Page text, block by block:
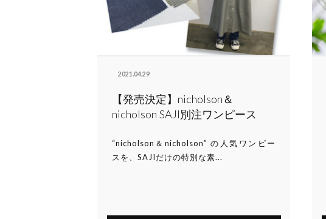
2021.04.29
【発売決定】nicholson＆
nicholson SAJI別注ワンピース
“nicholson＆nicholson” の人気ワンピー
スを、SAJIだけの特別な素...